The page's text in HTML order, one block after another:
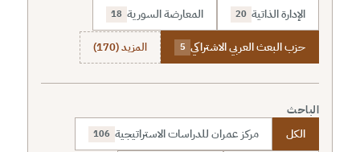
الإدارة الذاتية 20 المعارضة السورية 18
حزب البعث العربي الاشتراكي 5 المزيد (170)
الباحث
الكل مركز عمران للدراسات الاستراتيجية 106